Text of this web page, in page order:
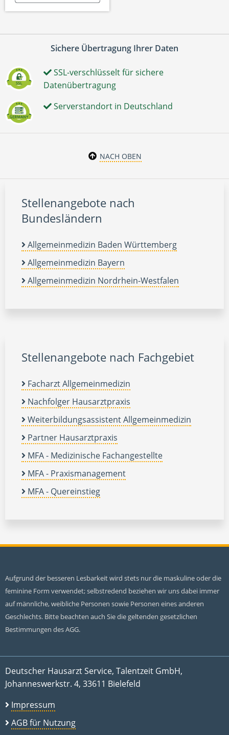
Sichere Übertragung Ihrer Daten
SSL-verschlüsselt für sichere
Datenübertragung
Serverstandort in Deutschland
NACH OBEN
Stellenangebote nach
Bundesländern
Allgemeinmedizin Baden Württemberg
Allgemeinmedizin Bayern
Allgemeinmedizin Nordrhein-Westfalen
Stellenangebote nach Fachgebiet
Facharzt Allgemeinmedizin
Nachfolger Hausarztpraxis
Weiterbildungsassistent Allgemeinmedizin
Partner Hausarztpraxis
MFA - Medizinische Fachangestellte
MFA - Praxismanagement
MFA - Quereinstieg
Aufgrund der besseren Lesbarkeit wird stets nur die maskuline oder die
feminine Form verwendet; selbstredend beziehen wir uns dabei immer
auf männliche, weibliche Personen sowie Personen eines anderen
Geschlechts. Bitte beachten auch Sie die geltenden gesetzlichen
Bestimmungen des AGG.
Deutscher Hausarzt Service, Talentzeit GmbH,
Johanneswerkstr. 4, 33611 Bielefeld
Impressum
AGB für Nutzung